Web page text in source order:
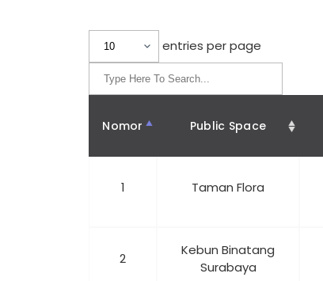
entries per page
Nomor Public Space
1 Taman Flora
2
Kebun Binatang
Surabaya